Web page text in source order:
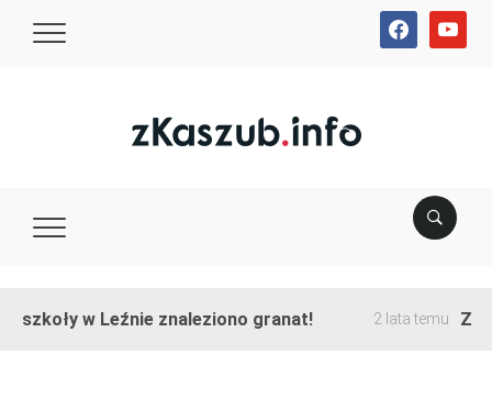
facebookyoutube
szkoły w Leźnie znaleziono granat! 2 lata temu